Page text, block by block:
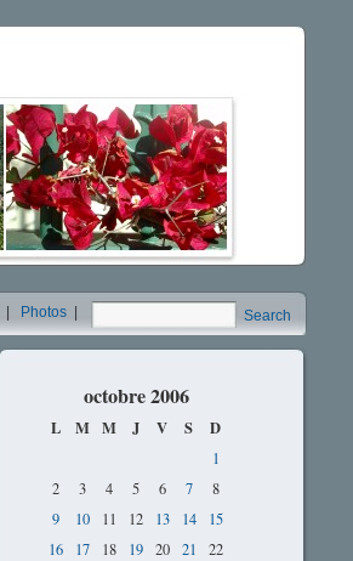
Search
Photos
octobre 2006
L M M J V S D
1
2
3 4 5 6 7
8
9
10 11 12 13 14
15
16
17 18 19 20 21
22